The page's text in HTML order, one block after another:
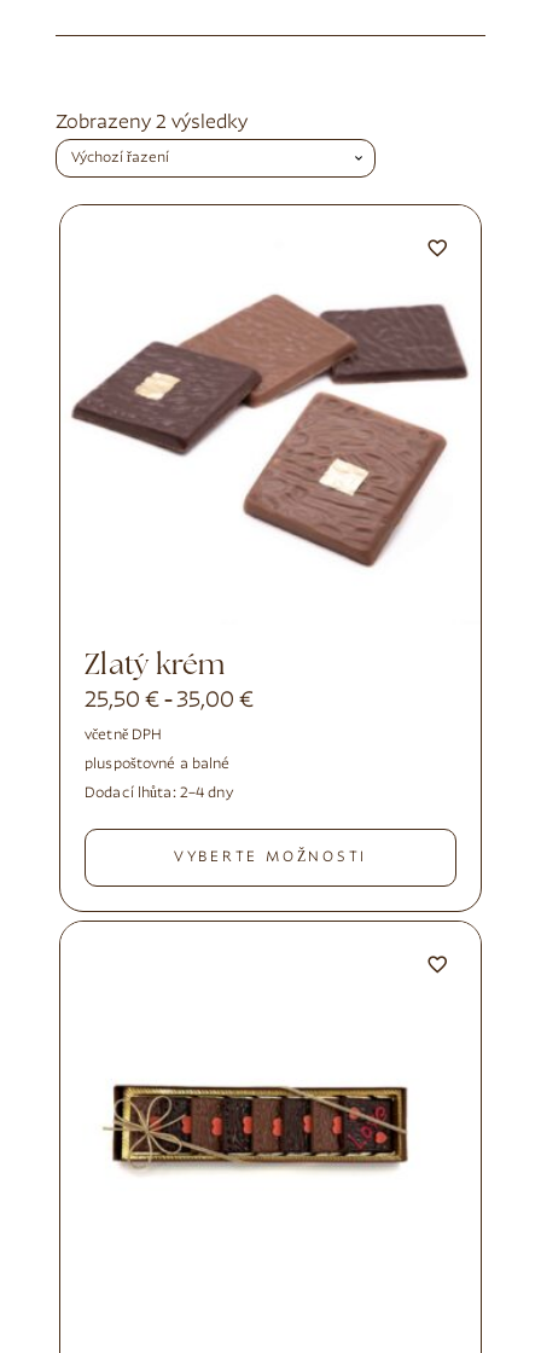
Zobrazeny 2 výsledky
Zlatý krém
25,50€ -35,00€
včetně DPH
pluspoštovné a balné
Dodací lhůta: 2–4 dny
VYBERTE MOŽNOSTI